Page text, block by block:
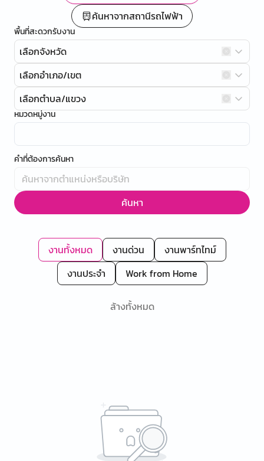
ค้นหาจากสถานีรถไฟฟ้า
พื้นที่สะดวกรับงาน
เลือกจังหวัด
เลือกอำเภอ/เขต
เลือกตำบล/แขวง
หมวดหมู่งาน
คำที่ต้องการค้นหา
ค้นหา
งานทั้งหมด งานด่วน
งานพาร์ทไทม์
งานประจำ
Work from Home
ล้างทั้งหมด